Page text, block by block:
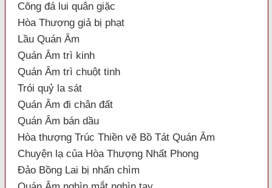
Cõng đá lui quân giặc
Hòa Thượng giả bị phạt
Lầu Quán Âm
Quán Âm trì kinh
Quán Âm trì chuột tinh
Trói quỷ la sát
Quán Âm đi chân đất
Quán Âm bán dầu
Hòa thượng Trúc Thiền vẽ Bồ Tát Quán Âm
Chuyện lạ của Hòa Thượng Nhất Phong
Đảo Bồng Lai bị nhấn chìm